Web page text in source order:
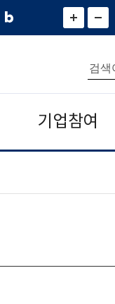
네
그
)
화
면
면
소
통
합
검
색
기업참여